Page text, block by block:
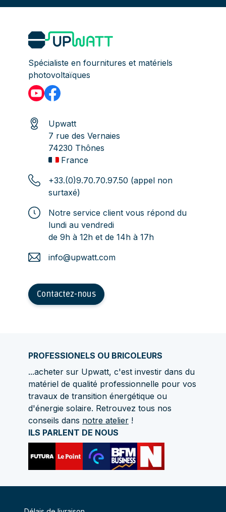
Spécialiste en fournitures et matériels
photovoltaïques
Upwatt
7 rue des Vernaies
74230 Thônes
France
+33.(0)9.70.70.97.50 (appel non
surtaxé)
Notre service client vous répond du
lundi au vendredi
de 9h à 12h et de 14h à 17h
info@upwatt.com
Contactez-nous
PROFESSIONELS OU BRICOLEURS
...acheter sur Upwatt, c'est investir dans du
matériel de qualité professionnelle pour vos
travaux de transition énergétique ou
d'énergie solaire. Retrouvez tous nos
conseils dans notre atelier !
ILS PARLENT DE NOUS